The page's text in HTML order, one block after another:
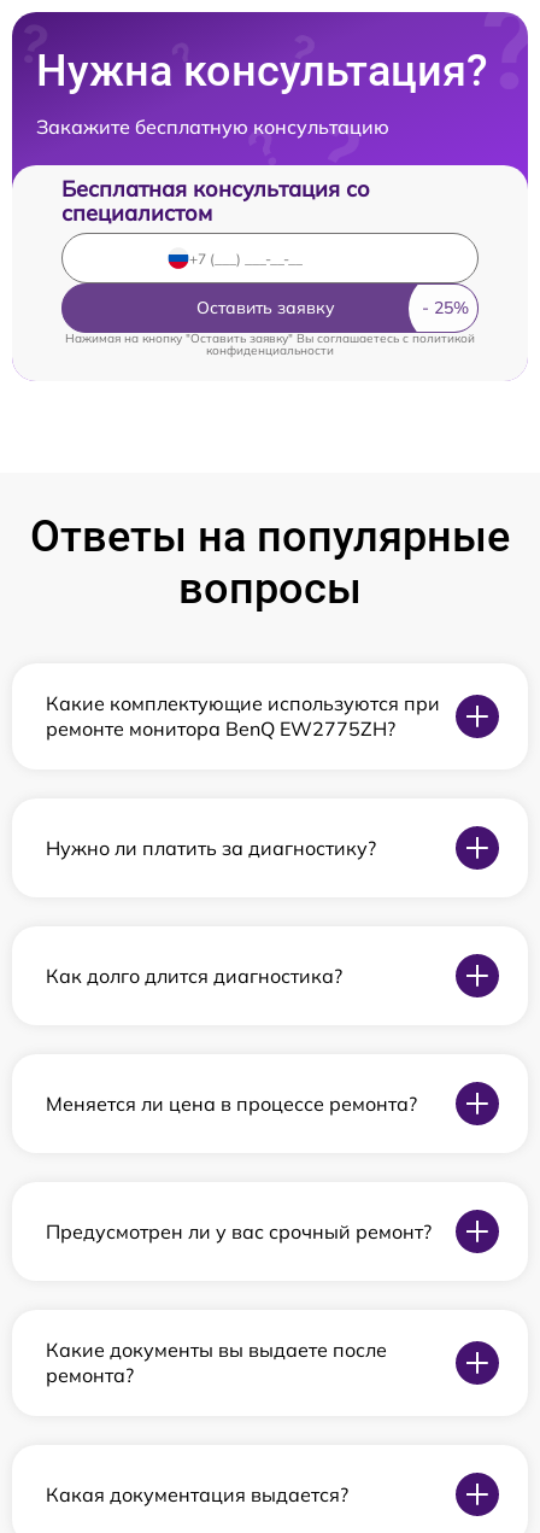
Нужна консультация?
Закажите бесплатную консультацию
Бесплатная консультация со
специалистом
Оставить заявку
Нажимая на кнопку "Оставить заявку" Вы соглашаетесь c политикой
конфиденциальности
Ответы на популярные
вопросы
Какие комплектующие используются при
ремонте монитора BenQ EW2775ZH?
Нужно ли платить за диагностику?
Как долго длится диагностика?
Меняется ли цена в процессе ремонта?
Предусмотрен ли у вас срочный ремонт?
Какие документы вы выдаете после
ремонта?
Какая документация выдается?